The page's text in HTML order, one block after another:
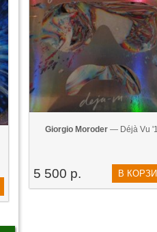
Giorgio Moroder — Déjà Vu
5 500 р. В